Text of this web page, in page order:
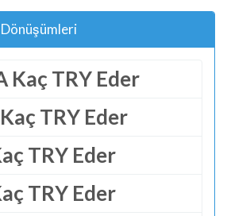
Kaç TRY Eder
TRY Eder
TRY Eder
TRY Eder